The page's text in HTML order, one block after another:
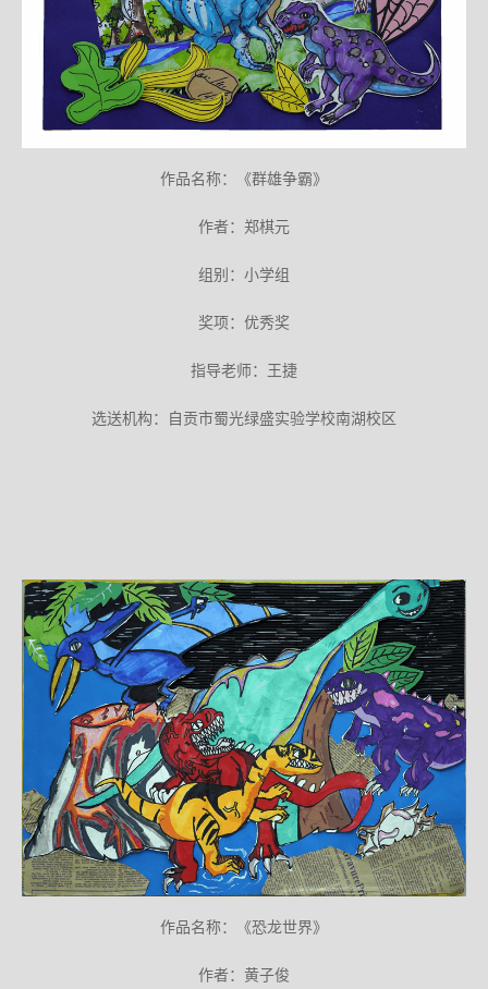
作品名称：《群雄争霸》
作者：郑棋元
组别：小学组
奖项：优秀奖
指导老师：王捷
选送机构：自贡市蜀光绿盛实验学校南湖校区
作品名称：《恐龙世界》
作者：黄子俊